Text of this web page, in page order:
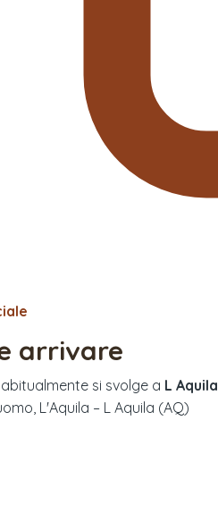
arrivare
si svolge a L Aquila
L'Aquila – L Aquila (AQ)